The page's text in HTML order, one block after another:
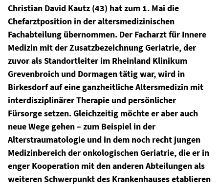
Christian David Kautz (43) hat zum 1. Mai die
Chefarztposition in der altersmedizinischen
Fachabteilung übernommen. Der Facharzt für Innere
Medizin mit der Zusatzbezeichnung Geriatrie, der
zuvor als Standortleiter im Rheinland Klinikum
Grevenbroich und Dormagen tätig war, wird in
Birkesdorf auf eine ganzheitliche Altersmedizin mit
interdisziplinärer Therapie und persönlicher
Fürsorge setzen. Gleichzeitig möchte er aber auch
neue Wege gehen – zum Beispiel in der
Alterstraumatologie und in dem noch recht jungen
Medizinbereich der onkologischen Geriatrie, die er in
enger Kooperation mit den anderen Abteilungen als
weiteren Schwerpunkt des Krankenhauses etablieren